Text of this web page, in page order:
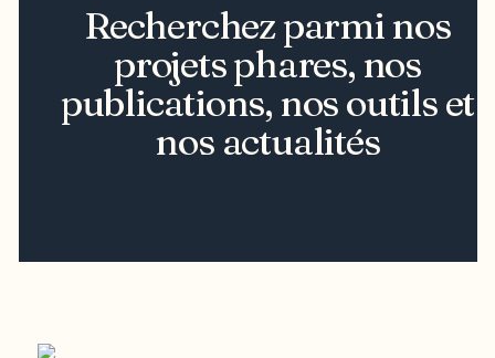
Recherchez parmi nos
projets phares, nos
publications, nos outils et
nos actualités